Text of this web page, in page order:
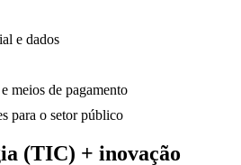
e dados
meios de pagamento
para o setor público
(TIC) + inovação